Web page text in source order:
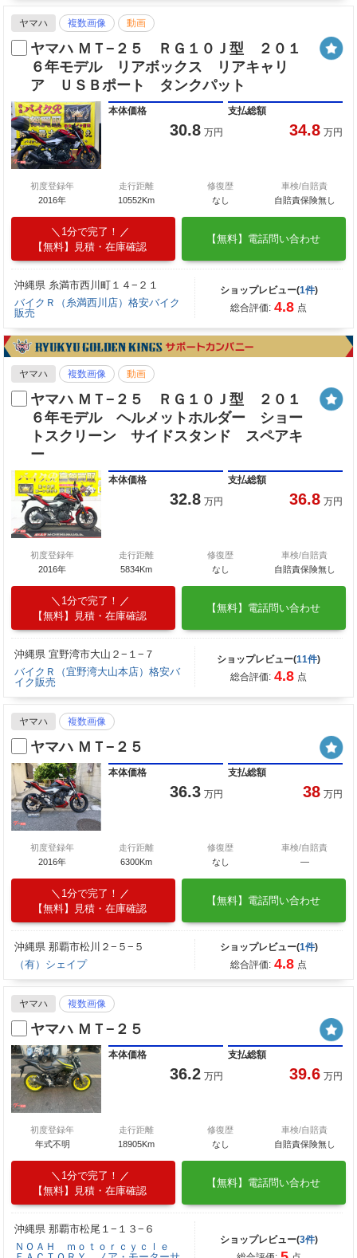
ヤマハ 複数画像 動画
ヤマハ ＭＴ−２５ ＲＧ１０Ｊ型 ２０１
６年モデル リアボックス リアキャリ
ア ＵＳＢポート タンクパット
本体価格
30.8 万円
支払総額
34.8 万円
初度登録年
2016年
走行距離
10552Km
修復歴
なし
車検/自賠責
自賠責保険無し
1分で完了！
【無料】見積・在庫確認
【無料】電話問い合わせ
沖縄県 糸満市西川町１４−２１
バイクＲ（糸満西川店）格安バイク
販売
ショップレビュー(1件)
総合評価: 4.8 点
ヤマハ 複数画像 動画
ヤマハ ＭＴ−２５ ＲＧ１０Ｊ型 ２０１
６年モデル ヘルメットホルダー ショー
トスクリーン サイドスタンド スペアキ
ー
本体価格
32.8 万円
支払総額
36.8 万円
初度登録年
2016年
走行距離
5834Km
修復歴
なし
車検/自賠責
自賠責保険無し
1分で完了！
【無料】見積・在庫確認
【無料】電話問い合わせ
沖縄県 宜野湾市大山２−１−７
バイクＲ（宜野湾大山本店）格安バ
イク販売
ショップレビュー(11件)
総合評価: 4.8 点
ヤマハ 複数画像
ヤマハ ＭＴ−２５
本体価格
36.3 万円
支払総額
38 万円
初度登録年
2016年
走行距離
6300Km
修復歴
なし
車検/自賠責
―
1分で完了！
【無料】見積・在庫確認
【無料】電話問い合わせ
沖縄県 那覇市松川２−５−５
（有）シェイプ
ショップレビュー(1件)
総合評価: 4.8 点
ヤマハ 複数画像
ヤマハ ＭＴ−２５
本体価格
36.2 万円
支払総額
39.6 万円
初度登録年
年式不明
走行距離
18905Km
修復歴
なし
車検/自賠責
自賠責保険無し
1分で完了！
【無料】見積・在庫確認
【無料】電話問い合わせ
沖縄県 那覇市松尾１−１３−６
ＮＯＡＨ ｍｏｔｏｒｃｙｃｌｅ
ショップレビュー(3件)